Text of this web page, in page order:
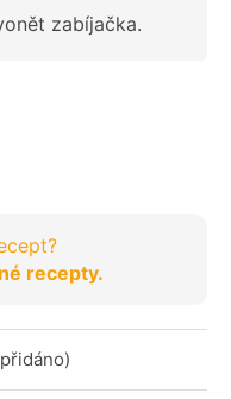
zabíjačka.
recepty.